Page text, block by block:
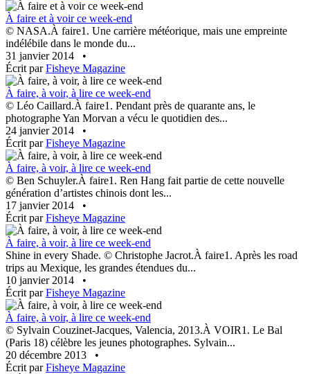
À faire et à voir ce week-end
© NASA.À faire1. Une carrière météorique, mais une empreinte
indélébile dans le monde du...
31 janvier 2014
•
Écrit parFisheye Magazine
À faire, à voir, à lire ce week-end
© Léo Caillard.À faire1. Pendant près de quarante ans, le
photographe Yan Morvan a vécu le quotidien des...
24 janvier 2014
•
Écrit parFisheye Magazine
À faire, à voir, à lire ce week-end
© Ben Schuyler.À faire1. Ren Hang fait partie de cette nouvelle
génération d’artistes chinois dont les...
17 janvier 2014
•
Écrit parFisheye Magazine
À faire, à voir, à lire ce week-end
Shine in every Shade. © Christophe Jacrot.À faire1. Après les road
trips au Mexique, les grandes étendues du...
10 janvier 2014
•
Écrit parFisheye Magazine
À faire, à voir, à lire ce week-end
© Sylvain Couzinet-Jacques, Valencia, 2013.À VOIR1. Le Bal
(Paris 18) célèbre les jeunes photographes. Sylvain...
20 décembre 2013
•
Écrit parFisheye Magazine